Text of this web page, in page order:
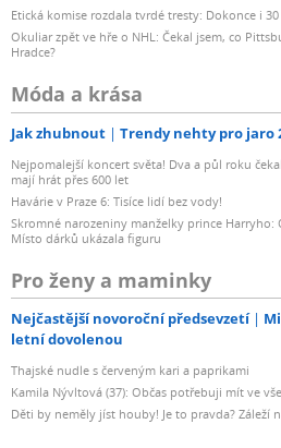
Etická komise rozdala tvrdé tresty: Dokonce i
Okuliar zpět ve hře o NHL: Čekal jsem, co
Hradce?
Móda a krása
Jak zhubnout Trendy nehty pro jaro
Nejpomalejší koncert světa! Dva a půl roku
mají hrát přes 600 let
Havárie v Praze 6: Tisíce lidí bez vody!
Skromné narozeniny manželky prince Harryho:
Místo dárků ukázala figuru
Pro ženy a maminky
Nejčastější novoroční předsevzetí
letní dovolenou
Thajské nudle s červeným kari a paprikami
Kamila Nývltová (37): Občas potřebuji mít ve
Děti by neměly jíst houby! Je to pravda? Záleží